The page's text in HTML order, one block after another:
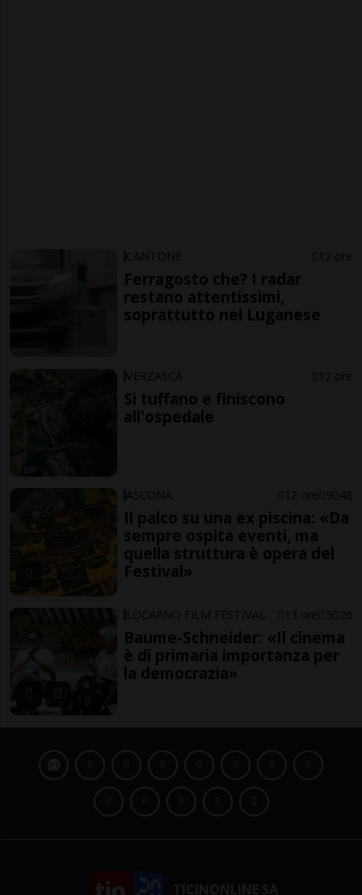
CANTONE 12 ore
Ferragosto che? I radar
restano attentissimi,
soprattutto nel Luganese
VERZASCA 12 ore
Si tuffano e finiscono
all'ospedale
ASCONA 12 ore 9 48
Il palco su una ex piscina: «Da
sempre ospita eventi, ma
quella struttura è opera del
Festival»
LOCARNO FILM FESTIVAL 13 ore 5 26
Baume-Schneider: «Il cinema
è di primaria importanza per
la democrazia»